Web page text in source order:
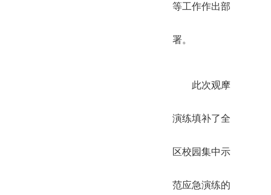
等工作作出部
署。
此次观摩
演练填补了全
区校园集中示
范应急演练的